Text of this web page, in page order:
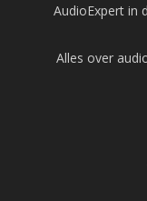
AudioExpert in
Alles over